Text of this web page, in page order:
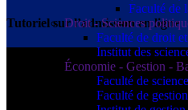
Faculté de
Droit - Sciences
Faculté de droit
Institut des
Économie - Gestion -
Faculté de
Faculté de
Tutoriel sur l’admission en ligne